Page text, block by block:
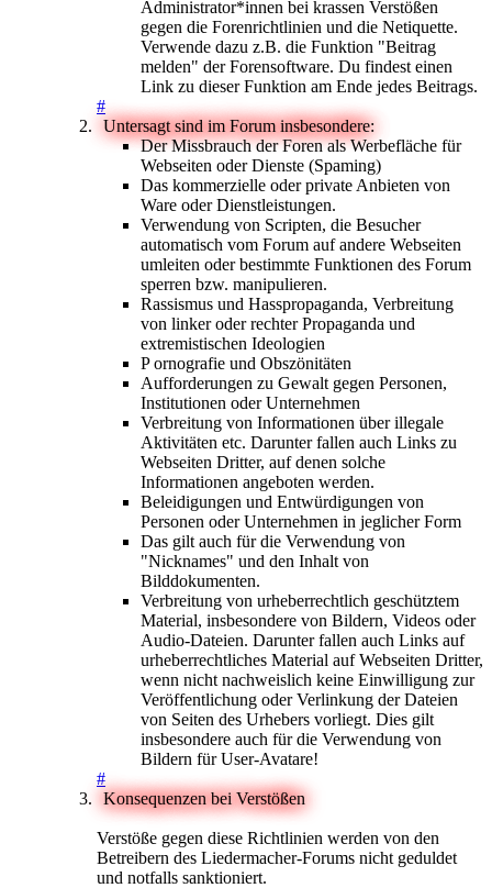
Administrator*innen bei krassen Verstößen
gegen die Forenrichtlinien und die Netiquette.
Verwende dazu z.B. die Funktion "Beitrag
melden" der Forensoftware. Du findest einen
Link zu dieser Funktion am Ende jedes Beitrags.
#
Untersagt sind im Forum insbesondere:
Der Missbrauch der Foren als Werbefläche für
Webseiten oder Dienste (Spaming)
Das kommerzielle oder private Anbieten von
Ware oder Dienstleistungen.
Verwendung von Scripten, die Besucher
automatisch vom Forum auf andere Webseiten
umleiten oder bestimmte Funktionen des Forum
sperren bzw. manipulieren.
Rassismus und Hasspropaganda, Verbreitung
von linker oder rechter Propaganda und
extremistischen Ideologien
P ornografie und Obszönitäten
Aufforderungen zu Gewalt gegen Personen,
Institutionen oder Unternehmen
Verbreitung von Informationen über illegale
Aktivitäten etc. Darunter fallen auch Links zu
Webseiten Dritter, auf denen solche
Informationen angeboten werden.
Beleidigungen und Entwürdigungen von
Personen oder Unternehmen in jeglicher Form
Das gilt auch für die Verwendung von
"Nicknames" und den Inhalt von
Bilddokumenten.
Verbreitung von urheberrechtlich geschütztem
Material, insbesondere von Bildern, Videos oder
Audio-Dateien. Darunter fallen auch Links auf
urheberrechtliches Material auf Webseiten Dritter,
wenn nicht nachweislich keine Einwilligung zur
Veröffentlichung oder Verlinkung der Dateien
von Seiten des Urhebers vorliegt. Dies gilt
insbesondere auch für die Verwendung von
Bildern für User-Avatare!
#
Konsequenzen bei Verstößen
Verstöße gegen diese Richtlinien werden von den
Betreibern des Liedermacher-Forums nicht geduldet
und notfalls sanktioniert.